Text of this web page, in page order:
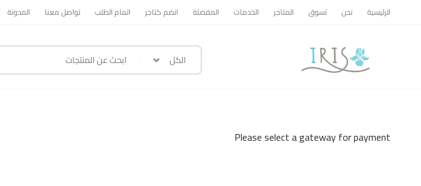
الرئيسية نحن تسوق المتاجر الخدمات المفضلة انضم كتاجر اتمام الطلب تواصل معنا المدونة
وطني
الكل
Please select a gateway for payment